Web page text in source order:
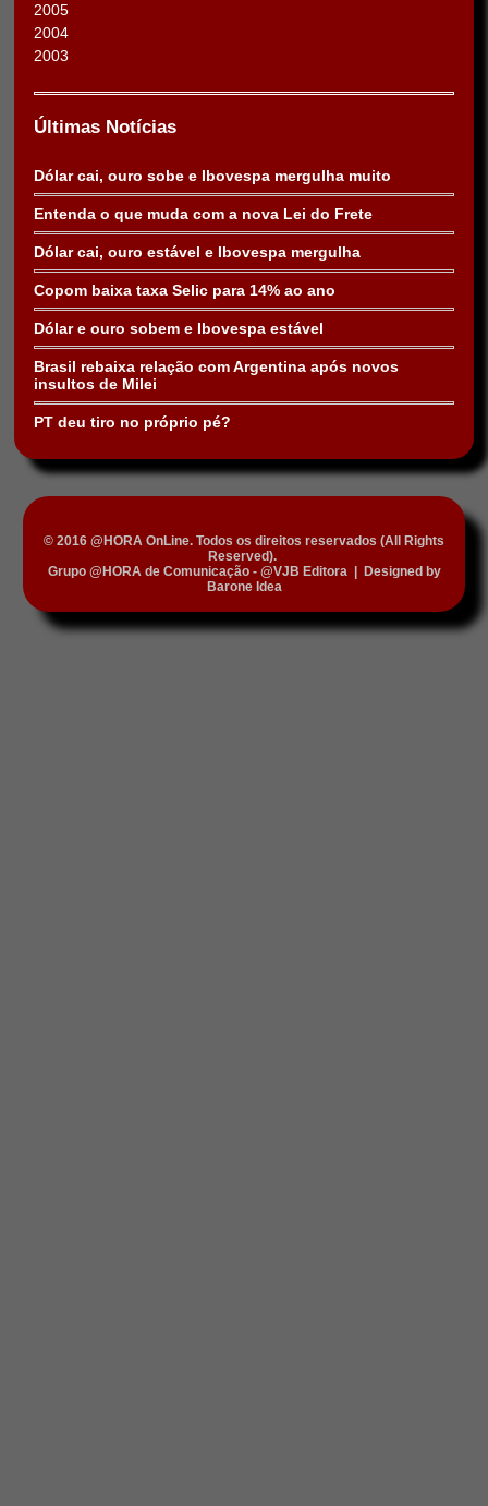
2005
2004
2003
Últimas Notícias
Dólar cai, ouro sobe e Ibovespa mergulha muito
Entenda o que muda com a nova Lei do Frete
Dólar cai, ouro estável e Ibovespa mergulha
Copom baixa taxa Selic para 14% ao ano
Dólar e ouro sobem e Ibovespa estável
Brasil rebaixa relação com Argentina após novos
insultos de Milei
PT deu tiro no próprio pé?
© 2016 @HORA OnLine. Todos os direitos reservados (All Rights
Reserved).
Grupo @HORA de Comunicação - @VJB Editora|
Designed by
Barone Idea